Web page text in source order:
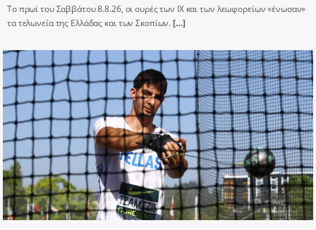
Το πρωί του Σαββάτου 8.8.26, οι ουρές των ΙΧ και των λεωφορείων «ένωσαν»
τα τελωνεία της Ελλάδας και των Σκοπίων.[…]